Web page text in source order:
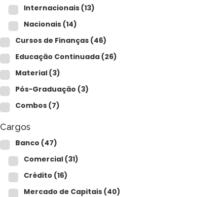
Internacionais (13)
Nacionais (14)
Cursos de Finanças (46)
Educação Continuada (26)
Material (3)
Pós-Graduação (3)
Combos (7)
Cargos
Banco (47)
Comercial (31)
Crédito (16)
Mercado de Capitais (40)